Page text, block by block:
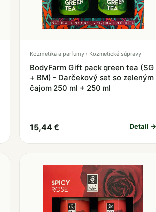
Kozmetika a parfumy › Kozmetické súpravy
BodyFarm Gift pack green tea (SG
+ BM) - Darčekový set so zeleným
čajom 250 ml + 250 ml
15,44 € Detail →